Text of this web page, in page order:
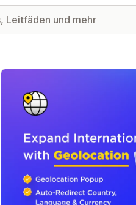
Vorgestellte Bildergalerie